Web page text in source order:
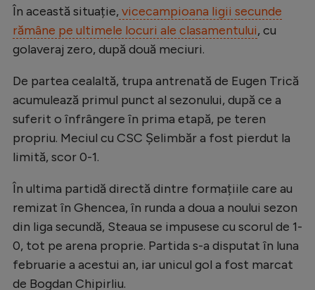
În această situație, vicecampioana ligii secunde
rămâne pe ultimele locuri ale clasamentului, cu
golaveraj zero, după două meciuri.
De partea cealaltă, trupa antrenată de Eugen Trică
acumulează primul punct al sezonului, după ce a
suferit o înfrângere în prima etapă, pe teren
propriu. Meciul cu CSC Șelimbăr a fost pierdut la
limită, scor 0-1.
În ultima partidă directă dintre formațiile care au
remizat în Ghencea, în runda a doua a noului sezon
din liga secundă, Steaua se impusese cu scorul de 1-
0, tot pe arena proprie. Partida s-a disputat în luna
februarie a acestui an, iar unicul gol a fost marcat
de Bogdan Chipirliu.